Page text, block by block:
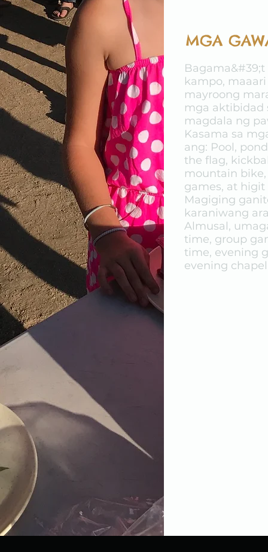
MGA
kampo,
mayroong
mga aktibidad
magdala ng
Kasama sa
ang: Pool,
the flag,
mountain
games, at higit
Magiging
karaniwang
Almusal,
time, group
time, evening
evening